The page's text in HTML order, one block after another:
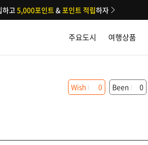
주요도시 여행상품
하고5,000포인트&포인트 적립하자
Wish 0 Been 0